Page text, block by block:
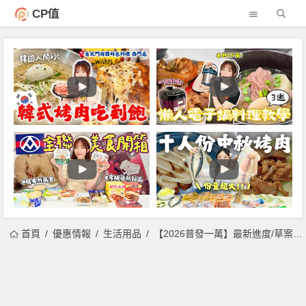
CP值
首頁 優惠情報 生活用品 【2026普發一萬】最新進度/草案內容/立法程序/發放時間整理